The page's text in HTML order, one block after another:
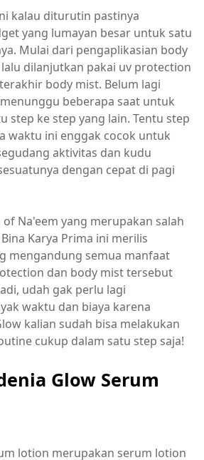
kalau diturutin pastinya
yang lumayan besar untuk satu
Mulai dari pengaplikasian body
dilanjutkan pakai uv protection
body mist. Belum lagi
beberapa saat untuk
step ke step yang lain. Tentu step
waktu ini enggak cocok untuk
aktivitas dan kudu
dengan cepat di pagi
Na'eem yang merupakan salah
Karya Prima ini merilis
mengandung semua manfaat
dan body mist tersebut
udah gak perlu lagi
waktu dan biaya karena
kalian sudah bisa melakukan
cukup dalam satu step saja!
Glow Serum
lotion merupakan serum lotion